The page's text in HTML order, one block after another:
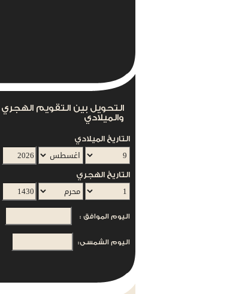
التحويل بين التقويم الهجري
والميلادي
التاريخ الميلادي
التاريخ الهجري
اليوم الموافق :
اليوم الشمسى: